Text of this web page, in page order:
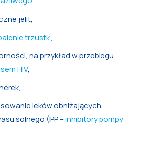
jelit,
trzustki,
na przykład w przebiegu
HIV,
leków obniżających
solnego (IPP –inhibitory pompy